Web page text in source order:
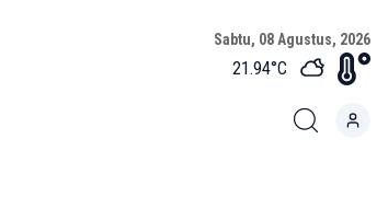
Sabtu, 08 Agustus, 2026
21.94°C